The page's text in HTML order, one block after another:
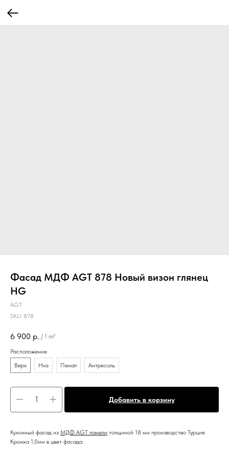
Фасад МДФ AGT 878 Новый визон глянец
HG
AGT
SKU: 878
6 900 р. / 1 m²
Расположение
Верх
Низ Пенал Антресоль
Добавить в корзину
Кухонный фасад из МДФ AGT панели толщиной 18 мм производство Турция.
Кромка 1,0мм в цвет фасада.